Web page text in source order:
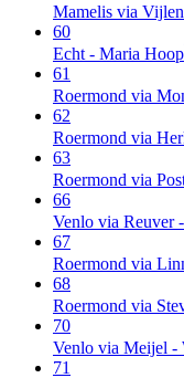
Mamelis via
60
Echt - Maria Hoop
61
Roermond via
62
Roermond via
63
Roermond via
66
Venlo via Reuver
67
Roermond via
68
Roermond via
70
Venlo via Meijel -
71